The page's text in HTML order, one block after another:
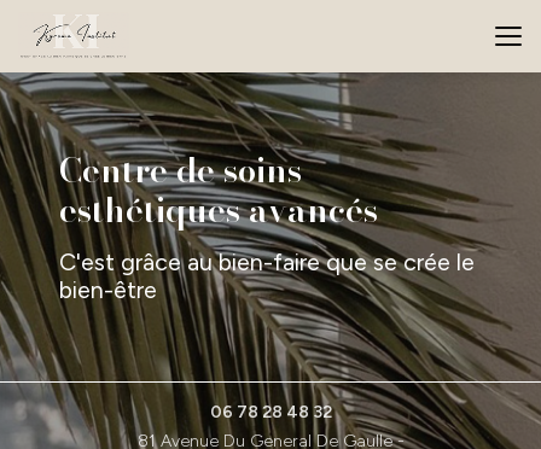
contenu
principal
Centre de soins
esthétiques avancés
C'est grâce au bien-faire que se crée le
bien-être
06 78 28 48 32
81 Avenue Du General De Gaulle -